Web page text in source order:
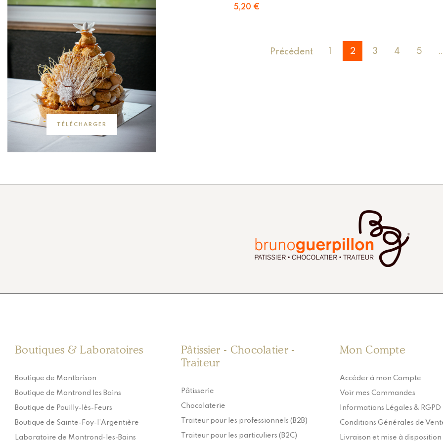
5,20 €
Précédent 2 3 4 5
TÉLÉCHARGER
Boutiques & Laboratoires
Boutique de Montbrison
Boutique de Montrond les Bains
Boutique de Pouilly-lès-Feurs
Boutique de Sainte-Foy-l’Argentière
Laboratoire de Montrond-les-Bains
Pâtissier - Chocolatier -
Traiteur
Pâtisserie
Chocolaterie
Traiteur pour les professionnels (B2B)
Traiteur pour les particuliers (B2C)
Mon Compte
Accéder à mon Compte
Voir mes Commandes
Informations Légales & RGPD
Conditions Générales de
Livraison et mise à disposition